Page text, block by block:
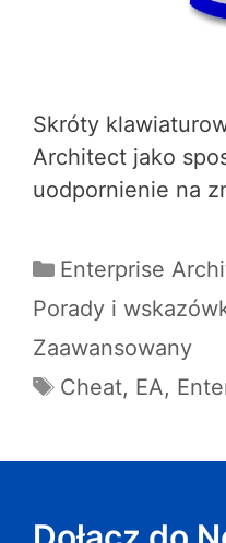
Skróty
Architect jako
uodpornienie na
Enterprise
Porady i
Zaawansowany
Cheat, EA,